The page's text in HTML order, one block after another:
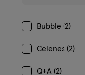
Bubble (2)
Celenes (2)
Q+A (2)